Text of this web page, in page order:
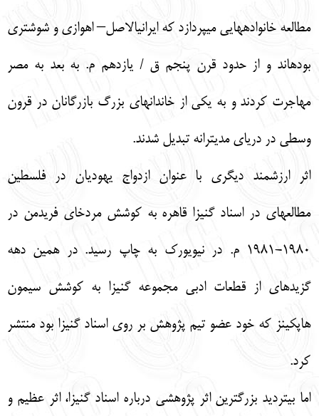
مطالعه خانواده‏هايي مي‏پردازد كه ايراني‏الاصل– اهوازي و شوشتري
بوده‏اند و از حدود قرن پنجم ق / يازدهم م. به بعد به مصر
مهاجرت كردند و به يكي از خاندان‏هاي بزرگ بازرگانان در قرون
وسطي در درياي مديترانه تبديل شدند.
اثر ارزشمند ديگري با عنوان ازدواج يهوديان در فلسطين
مطالعه‏اي در اسناد گنيزا قاهره به كوشش مردخاي فريدمن در
1980-1981 م. در نيويورك به چاپ رسيد. در همين دهه
گزيده‏اي از قطعات ادبي مجموعه گنيزا به كوشش سيمون
هاپكينز كه خود عضو تيم پژوهش بر روي اسناد گنيزا بود منتشر
كرد.
اما بي‏ترديد بزرگترين اثر پژوهشي درباره اسناد گنيزا، اثر عظيم و